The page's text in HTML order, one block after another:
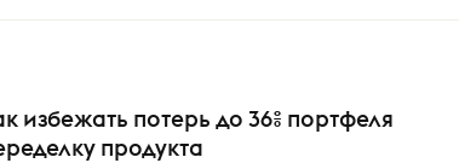
избежать потерь до 36% портфеля
продукта